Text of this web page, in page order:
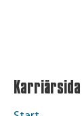
Karriärsida